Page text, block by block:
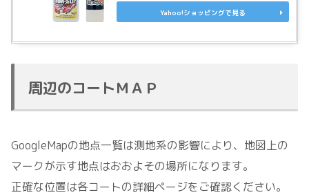
Yahoo!ショッピングで見る
周辺のコートＭＡＰ
GoogleMapの地点一覧は測地系の影響により、地図上の
マークが示す地点はおおよその場所になります。
正確な位置は各コートの詳細ページをご確認ください。